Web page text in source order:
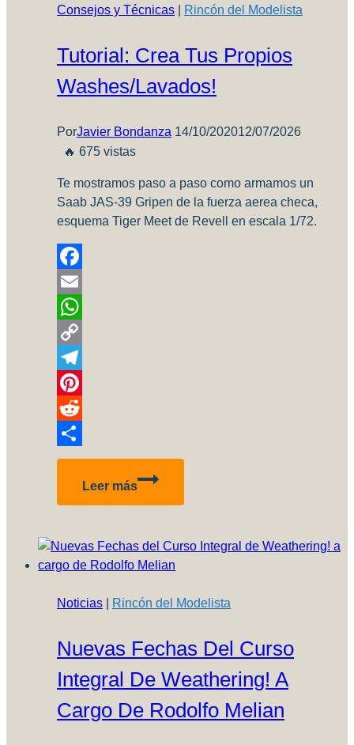
de
por
Fonseca
(Parte
Consejos y Técnicas Rincón del Modelista
Tutorial: Crea Tus Propios
Washes/lavados!
PorJavier Bondanza 14/10/202012/07/2026
🔥 675 vistas
Te mostramos paso a paso como armamos un
Saab JAS-39 Gripen de la fuerza aerea checa,
esquema Tiger Meet de Revell en escala 1/72.
Facebook
Email
WhatsApp
Copy
Link
Telegram
Pinterest
Reddit
Compartir
Leer más
Tutorial:
washes/lavados!
Noticias Rincón del Modelista
Nuevas Fechas Del Curso
Integral De Weathering! A
Cargo De Rodolfo Melian